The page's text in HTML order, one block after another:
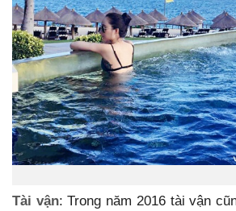
Tài vận: Trong năm 2016 tài vận